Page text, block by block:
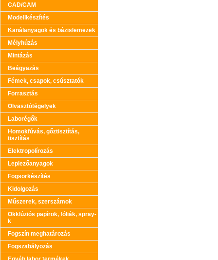
CAD/CAM
Modellkészítés
Kanálanyagok és bázislemezek
Mélyhúzás
Mintázás
Beágyazás
Fémek, csapok, csúsztatók
Forrasztás
Olvasztótégelyek
Laborégők
Homokfúvás, gőztisztítás,
tisztítás
Elektropolírozás
Leplezőanyagok
Fogsorkészítés
Kidolgozás
Műszerek, szerszámok
Okklúziós papírok, fóliák, spray-
k
Fogszín meghatározás
Fogszabályozás